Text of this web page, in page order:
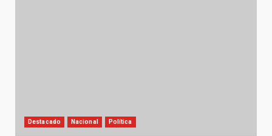
Destacado Nacional Política